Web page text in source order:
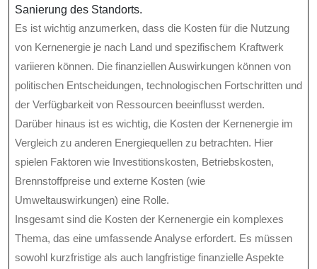
Sanierung des Standorts.
Es ist wichtig anzumerken, dass die Kosten für die Nutzung
von Kernenergie je nach Land und spezifischem Kraftwerk
variieren können. Die finanziellen Auswirkungen können von
politischen Entscheidungen, technologischen Fortschritten und
der Verfügbarkeit von Ressourcen beeinflusst werden.
Darüber hinaus ist es wichtig, die Kosten der Kernenergie im
Vergleich zu anderen Energiequellen zu betrachten. Hier
spielen Faktoren wie Investitionskosten, Betriebskosten,
Brennstoffpreise und externe Kosten (wie
Umweltauswirkungen) eine Rolle.
Insgesamt sind die Kosten der Kernenergie ein komplexes
Thema, das eine umfassende Analyse erfordert. Es müssen
sowohl kurzfristige als auch langfristige finanzielle Aspekte